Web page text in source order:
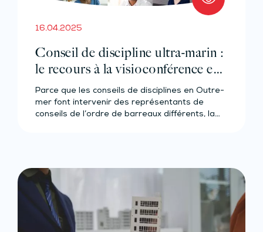
16.04.2025
Conseil de discipline ultra-marin :
le recours à la visioconférence est
possible
Parce que les conseils de disciplines en Outre-
mer font intervenir des représentants de
conseils de l’ordre de barreaux différents, la…